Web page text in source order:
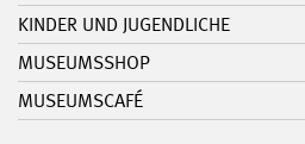
KINDER UND JUGENDLICHE
MUSEUMSSHOP
MUSEUMSCAFÉ